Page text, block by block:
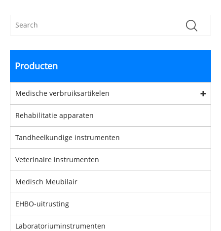
Producten
Medische verbruiksartikelen
Rehabilitatie apparaten
Tandheelkundige instrumenten
Veterinaire instrumenten
Medisch Meubilair
EHBO-uitrusting
Laboratoriuminstrumenten